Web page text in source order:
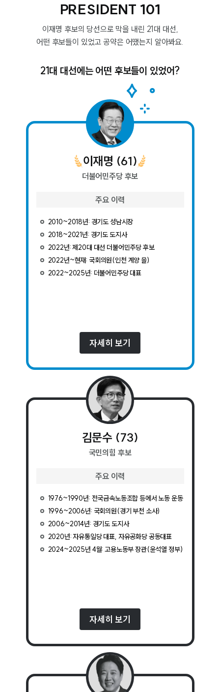
PRESIDENT 101
이재명 후보의 당선으로 막을 내린 21대 대선,
어떤 후보들이 있었고 공약은 어땠는지 알아봐요.
21대 대선에는 어떤 후보들이 있었어?
이재명 (61)
더불어민주당후보
주요 이력
2010~2018년: 경기도 성남시장
2018~2021년: 경기도 도지사
2022년: 제20대 대선 더불어민주당 후보
2022년~현재: 국회의원(인천 계양 을)
2022~2025년: 더불어민주당 대표
자세히 보기
김문수 (73)
국민의힘 후보
주요 이력
1976~1990년: 전국금속노동조합 등에서 노동 운동
1996~2006년: 국회의원(경기 부천 소사)
2006~2014년: 경기도 도지사
2020년: 자유통일당 대표, 자유공화당 공동대표
2024~2025년 4월: 고용노동부 장관(윤석열 정부)
자세히 보기